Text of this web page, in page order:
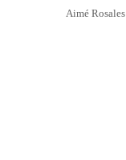
Aimé Rosales